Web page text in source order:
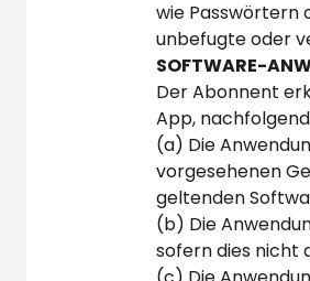
wie Passwörtern
unbefugte oder
SOFTWARE-
Der Abonnent
App,
(a) Die
vorgesehenen
geltenden
(b) Die
sofern dies nicht